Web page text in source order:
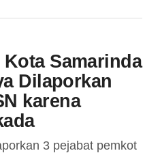
Samarinda
Dilaporkan
karena
3 pejabat pemkot